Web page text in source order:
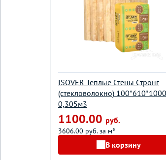
ISOVER Теплые Стены Стронг
(стекловолокно) 100*610*1000
0,305м3
1100.00 руб.
3606.00 руб. за м³
В корзину